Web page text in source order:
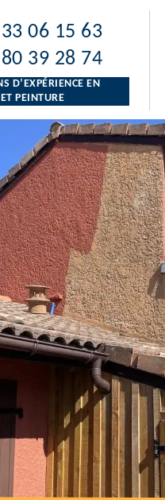
06 15 63
39 28 74
D’EXPÉRIENCE EN
PEINTURE